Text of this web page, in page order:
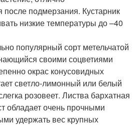
после подмерзания. Кустарник
низкие температуры до –40
популярный сорт метельчатой
своими соцветиями
окрас конусовидных
светло-лимонный или белый
розовеет. Листва бархатная
обладает очень прочными
удержать вес крупных